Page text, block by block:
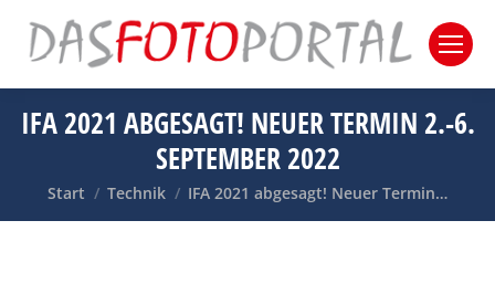
IFA 2021 ABGESAGT! NEUER TERMIN 2.-6.
SEPTEMBER 2022
Sie befinden sich hier:
Start Technik IFA 2021 abgesagt! Neuer Termin…